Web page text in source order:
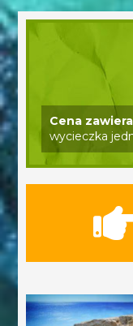
Cena zawiera
wycieczka